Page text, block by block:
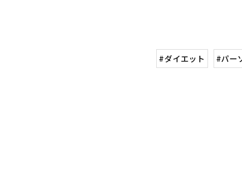
#ダイエット #パー